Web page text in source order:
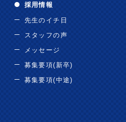
採用情報
先生のイチ日
スタッフの声
メッセージ
募集要項(新卒)
募集要項(中途)